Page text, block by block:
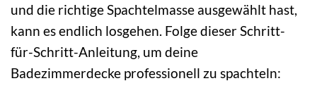
und die richtige Spachtelmasse ausgewählt hast,
kann es endlich losgehen. Folge dieser Schritt-
für-Schritt-Anleitung, um deine
Badezimmerdecke professionell zu spachteln: